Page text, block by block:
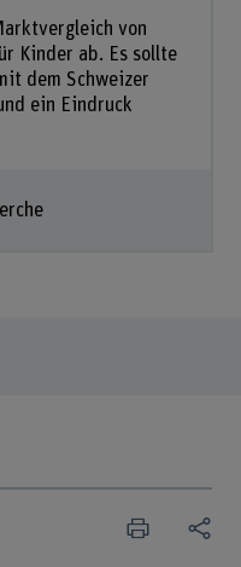
von
Kinder ab. Es sollte
dem Schweizer
ein Eindruck